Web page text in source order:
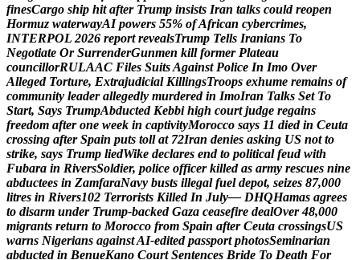
finesCargo ship hit after Trump insists Iran talks could reopen
Hormuz waterwayAI powers 55% ofAfrican cybercrimes,
INTERPOL 2026 report revealsTrump Tells Iranians To
Negotiate Or SurrenderGunmen kill former Plateau
councillorRULAAC Files SuitsAgainst Police In Imo Over
Alleged Torture, Extrajudicial KillingsTroops exhume remains of
community leader allegedly murdered in ImoIran Talks Set To
Start, Says TrumpAbducted Kebbi high court judge regains
freedom after one week in captivityMorocco says 11 died in Ceuta
crossing after Spain puts toll at 72Iran denies asking US not to
strike, says Trump liedWike declares end to political feud with
Fubara in RiversSoldier, police officer killed as army rescues nine
abductees in ZamfaraNavy busts illegal fuel depot, seizes 87,000
litres in Rivers102 Terrorists Killed In July— DHQHamas agrees
to disarm under Trump-backed Gaza ceasefire dealOver 48,000
migrants return to Morocco from Spain after Ceuta crossingsUS
warns Nigerians againstAI-edited passport photosSeminarian
abducted in BenueKano Court Sentences Bride To Death For